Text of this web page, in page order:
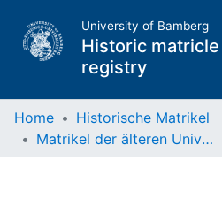
University of Bamberg
Historic matricle
registry
Home
Historische Matrikel
Matrikel der älteren Universität